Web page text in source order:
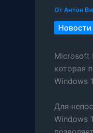
ОтАнтон
Microsoft
которая
Windows
Для
Windows